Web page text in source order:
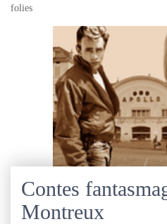
folies
Contes
Montreux